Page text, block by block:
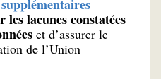
lacunes constatées
et d’assurer le
de l’Union